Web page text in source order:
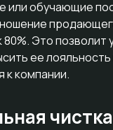
или обучающие
80%. Это позволит
ее лояльность
к компании.
чистка